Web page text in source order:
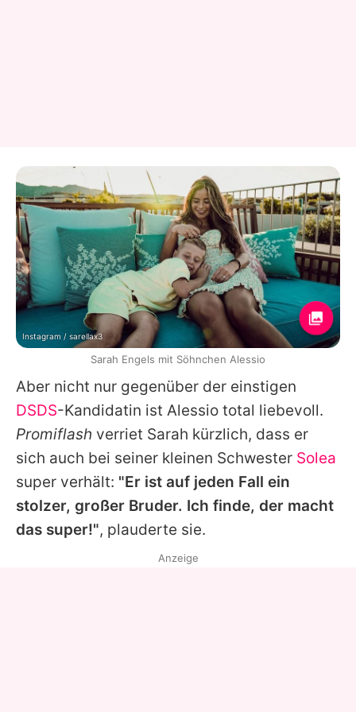
Aber nicht nur gegenüber der einstigen
DSDS-Kandidatin ist Alessio total liebevoll.
Promiflash verriet Sarah kürzlich, dass er
sich auch bei seiner kleinen Schwester Solea
super verhält: "Er ist auf jeden Fall ein
stolzer, großer Bruder. Ich finde, der macht
das super!", plauderte sie.
Instagram / sarellax3
Sarah Engels mit Söhnchen Alessio
Anzeige